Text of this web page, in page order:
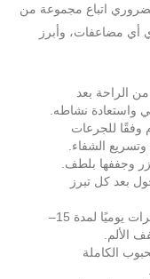
اتباع مجموعة من
أي مضاعفات، وأبرز
الراحة بعد
واستعادة نشاطه.
وفقًا للجرعات
الشفاء.
وجففها بلطف.
بعد كل تبرز
اجلس في ماء دافئ مرتين إلى ثلاث مرات يوميًا لمدة 15–
الكاملة